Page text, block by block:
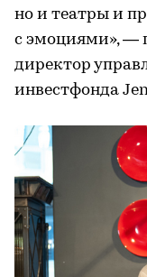
но и театры и
с эмоциями», —
директор
инвестфонда